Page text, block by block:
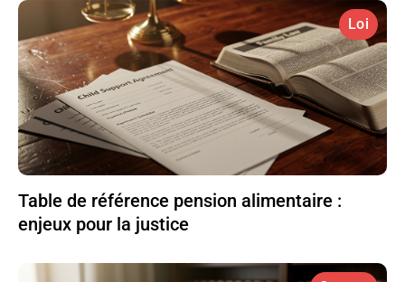
Loi
Table de référence pension alimentaire :
enjeux pour la justice